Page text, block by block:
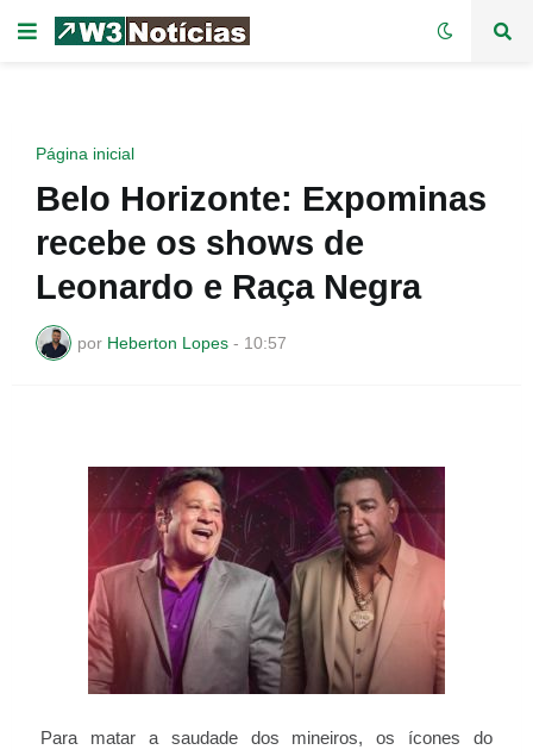
Página inicial
Belo Horizonte: Expominas
recebe os shows de
Leonardo e Raça Negra
por Heberton Lopes - 10:57
Para matar a saudade dos mineiros, os ícones do